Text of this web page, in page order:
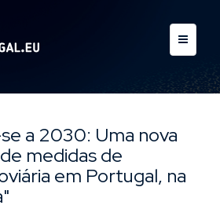
a 2030: Uma nova
medidas de
em Portugal, na